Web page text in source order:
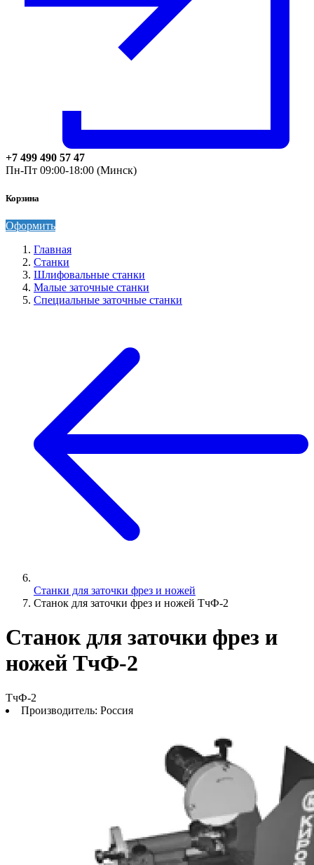
+7 499 490 57 47
Пн-Пт 09:00-18:00 (Минск)
Корзина
Оформить
Главная
Станки
Шлифовальные станки
Малые заточные станки
Специальные заточные станки
Станки для заточки фрез и ножей
Станок для заточки фрез и ножей ТчФ-2
Станок для заточки фрез и
ножей ТчФ-2
ТчФ-2
Производитель: Россия